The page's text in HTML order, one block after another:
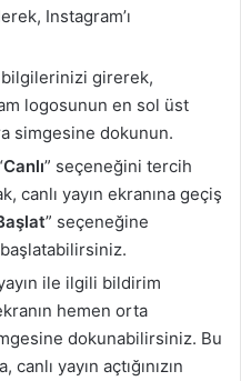
Instagram’ı
bilgilerinizi girerek,
logosunun en sol üst
simgesine dokunun.
Canlı” seçeneğini tercih
canlı yayın ekranına geçiş
” seçeneğine
ile ilgili bildirim
hemen orta
dokunabilirsiniz. Bu
yayın açtığınızın